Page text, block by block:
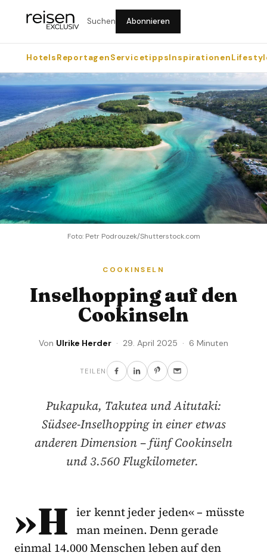
Suchen Abonnieren
HotelsReportagenServicetippsInspirationen
Foto: Petr Podrouzek/Shutterstock.com
COOKINSELN
Inselhopping auf den
Cookinseln
Von Ulrike Herder · 29. April 2025 · 6 Minuten
TEILEN
Pukapuka, Takutea und Aitutaki:
Südsee-Inselhopping in einer etwas
anderen Dimension – fünf Cookinseln
und 3.560 Flugkilometer.
»H ier kennt jeder jeden« – müsste
man meinen. Denn gerade
einmal 14.000 Menschen leben auf den